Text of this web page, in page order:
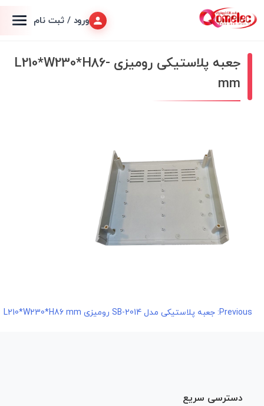
ورود / ثبت نام
جعبه پلاستیکی رومیزی -L210*W230*H86
mm
راهبری
Previous: جعبه پلاستیکی مدل SB-2014 رومیزی L210*W230*H86 mm
دسترسی سریع